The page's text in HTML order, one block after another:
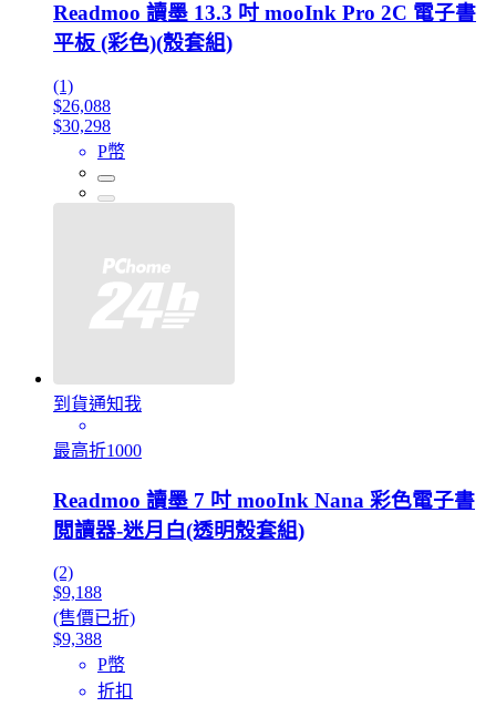
Readmoo 讀墨 13.3 吋 mooInk Pro 2C 電子書
平板 (彩色)(殼套組)
(1)
$26,088
$30,298
P幣
到貨通知我
最高折1000
Readmoo 讀墨 7 吋 mooInk Nana 彩色電子書
閲讀器-迷月白(透明殼套組)
(2)
$9,188
(售價已折)
$9,388
P幣
折扣